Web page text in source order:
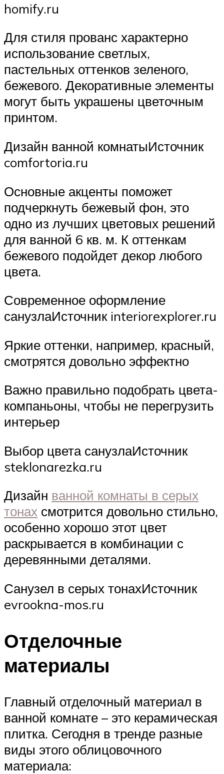
homify.ru
Для стиля прованс характерно
использование светлых,
пастельных оттенков зеленого,
бежевого. Декоративные элементы
могут быть украшены цветочным
принтом.
Дизайн ванной комнатыИсточник
comfortoria.ru
Основные акценты поможет
подчеркнуть бежевый фон, это
одно из лучших цветовых решений
для ванной 6 кв. м. К оттенкам
бежевого подойдет декор любого
цвета.
Современное оформление
санузлаИсточник interiorexplorer.ru
Яркие оттенки, например, красный,
смотрятся довольно эффектно
Важно правильно подобрать цвета-
компаньоны, чтобы не перегрузить
интерьер
Выбор цвета санузлаИсточник
steklonarezka.ru
Дизайн ванной комнаты в серых
тонах смотрится довольно стильно,
особенно хорошо этот цвет
раскрывается в комбинации с
деревянными деталями.
Санузел в серых тонахИсточник
evrookna-mos.ru
Отделочные
материалы
Главный отделочный материал в
ванной комнате – это керамическая
плитка. Сегодня в тренде разные
виды этого облицовочного
материала: